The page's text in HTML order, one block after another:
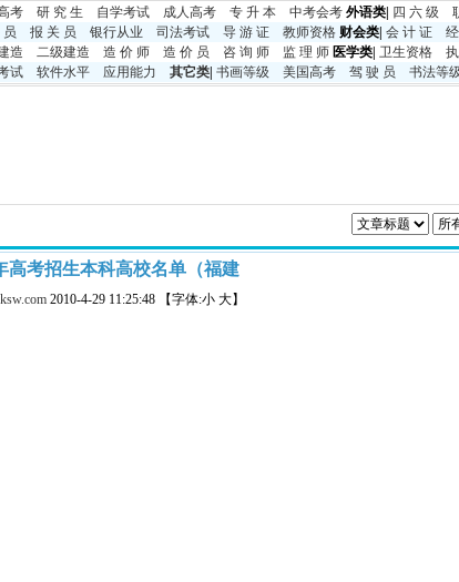
考 研 究 生 自学考试 成人高考 专 升 本 中考会考 外语类| 四 六 级
员 报 关 员 银行从业 司法考试 导 游 证 教师资格 财会类| 会 计 证
造 二级建造 造 价 师 造 价 员 咨 询 师 监 理 师 医学类| 卫生资格
试 软件水平 应用能力 其它类 书画等级 美国高考 驾 驶 员 书法等
高考招生本科高校名单（福建
2010-4-29 11:25:48 【字体:小 大】